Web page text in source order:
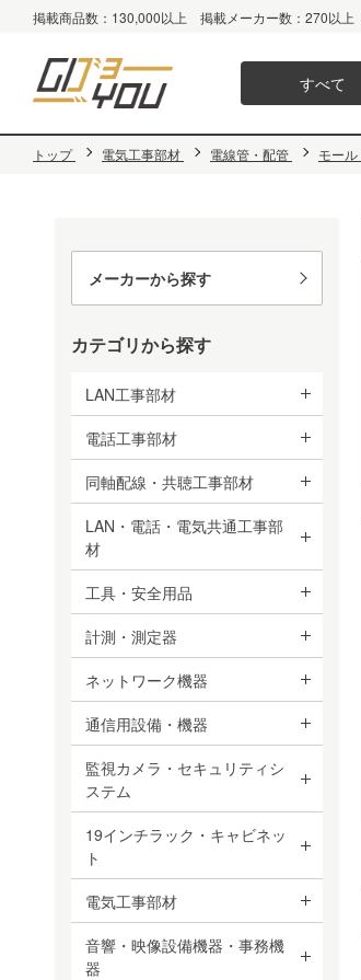
掲載商品数：130,000以上 掲載メーカー数：270以上
すべて
トップ 電気工事部材 電線管・配管 モー
メーカーから探す
カテゴリから探す
LAN工事部材
電話工事部材
同軸配線・共聴工事部材
LAN・電話・電気共通工事部
材
工具・安全用品
計測・測定器
ネットワーク機器
通信用設備・機器
監視カメラ・セキュリティシ
ステム
19インチラック・キャビネッ
ト
電気工事部材
音響・映像設備機器・事務機
器